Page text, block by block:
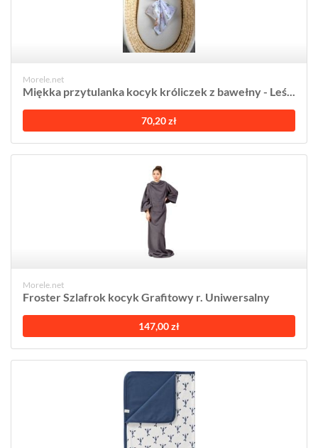
Morele.net
Miękka przytulanka kocyk króliczek z bawełny - Leś...
70,20 zł
Morele.net
Froster Szlafrok kocyk Grafitowy r. Uniwersalny
147,00 zł